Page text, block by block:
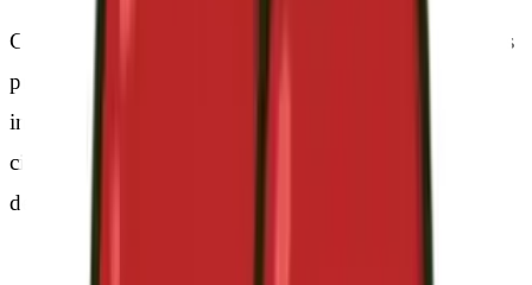
CERECILLA, S.L. perseguirá el incumplimiento de las
presentes condiciones así como cualquier utilización
indebida de su portal ejerciendo todas las acciones
civiles y penales que le puedan corresponder en
derecho.